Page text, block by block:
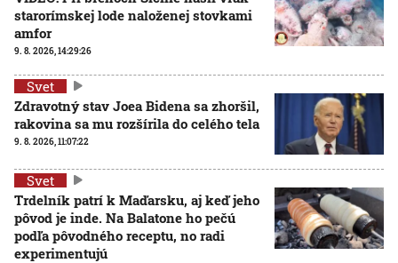
starorímskej lode naloženej stovkami
amfor
9. 8. 2026, 14:29:26
Svet
Zdravotný stav Joea Bidena sa zhoršil,
rakovina sa mu rozšírila do celého tela
9. 8. 2026, 11:07:22
Svet
Trdelník patrí k Maďarsku, aj keď jeho
pôvod je inde. Na Balatone ho pečú
podľa pôvodného receptu, no radi
experimentujú